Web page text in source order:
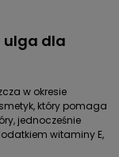
ulga dla
w okresie
który pomaga
jednocześnie
witaminy E,